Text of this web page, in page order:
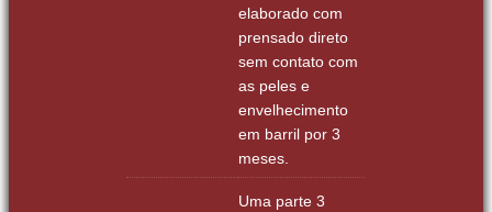
elaborado com
prensado direto
sem contato com
as peles e
envelhecimento
em barril por 3
meses.
Uma parte 3